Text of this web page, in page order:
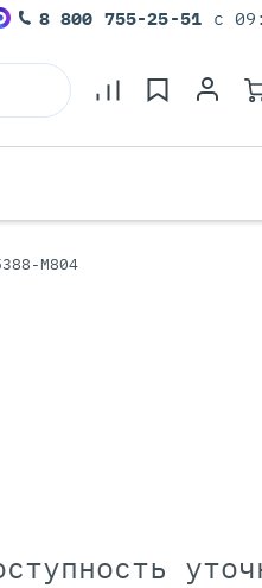
8 800 755-25-51 с
M804